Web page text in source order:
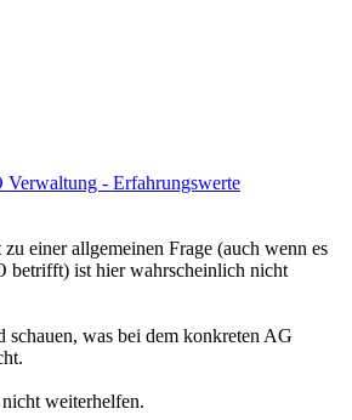
- Erfahrungswerte
einer allgemeinen Frage (auch wenn es
betrifft) ist hier wahrscheinlich nicht
was bei dem konkreten AG
weiterhelfen.